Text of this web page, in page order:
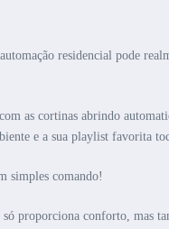
residencial pode
as cortinas abrindo
e a sua playlist favorita
simples comando!
só proporciona conforto, mas